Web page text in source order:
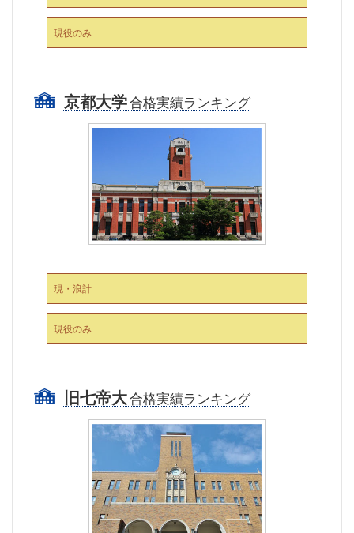
現役のみ
京都大学合格実績ランキング
現・浪計
現役のみ
旧七帝大合格実績ランキング